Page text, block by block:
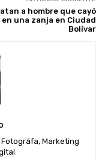
a hombre que cayó
en una zanja en Ciudad
Bolívar
Marketing